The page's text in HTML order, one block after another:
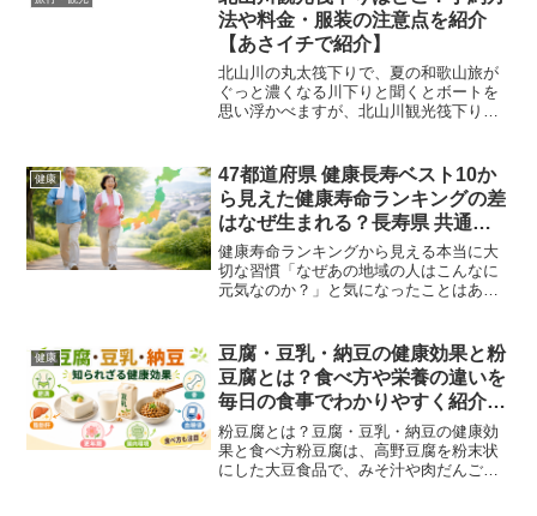
命！今すぐできる運動...
法や料金・服装の注意点を紹介
【あさイチで紹介】
北山川の丸太筏下りで、夏の和歌山旅が
ぐっと濃くなる川下りと聞くとボートを
思い浮かべますが、北山川観光筏下りは
イチ 愛（め）でたいnippon 和歌山（2026
年7月9日...
健康
47都道府県 健康長寿ベスト10か
ら見えた健康寿命ランキングの差
はなぜ生まれる？長寿県 共通点
日本と伊仙町 長寿 理由で解説
健康寿命ランキングから見える本当に大
切な習慣「なぜあの地域の人はこんなに
元気なのか？」と気になったことはあり
した。健康寿命は、長く生きるだけでな
く元気に過ごすための大切...
健康
豆腐・豆乳・納豆の健康効果と粉
豆腐とは？食べ方や栄養の違いを
毎日の食事でわかりやすく紹介
【あさイチで紹介】
粉豆腐とは？豆腐・豆乳・納豆の健康効
果と食べ方粉豆腐は、高野豆腐を粉末状
にした大豆食品で、みそ汁や肉だんごに